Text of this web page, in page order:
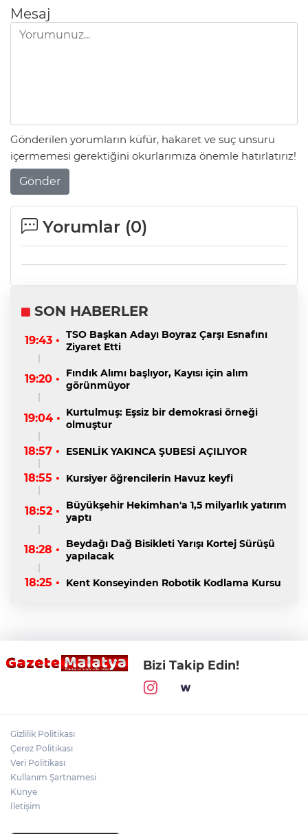
Mesaj
Gönderilen yorumların küfür, hakaret ve suç unsuru
içermemesi gerektiğini okurlarımıza önemle hatırlatırız!
Gönder
Yorumlar (0)
SON HABERLER
19:43 • TSO Başkan Adayı Boyraz Çarşı Esnafını
Ziyaret Etti
19:20 •
Fındık Alımı başlıyor, Kayısı için alım
görünmüyor
19:04 • Kurtulmuş: Eşsiz bir demokrasi örneği
olmuştur
18:57 • ESENLİK YAKINCA ŞUBESİ AÇILIYOR
18:55 • Kursiyer öğrencilerin Havuz keyfi
18:52 •
Büyükşehir Hekimhan'a 1,5 milyarlık yatırım
yaptı
18:28 •
Beydağı Dağ Bisikleti Yarışı Kortej Sürüşü
yapılacak
18:25 • Kent Konseyinden Robotik Kodlama Kursu
Bizi Takip Edin!
Gizlilik Politikası
Çerez Politikası
Veri Politikası
Kullanım Şartnamesi
Künye
İletişim